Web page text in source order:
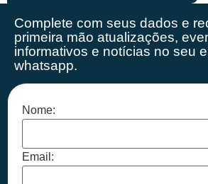
Complete com seus dados e
primeira mão atualizações,
informativos e notícias no seu
whatsapp.
Nome:
Email: